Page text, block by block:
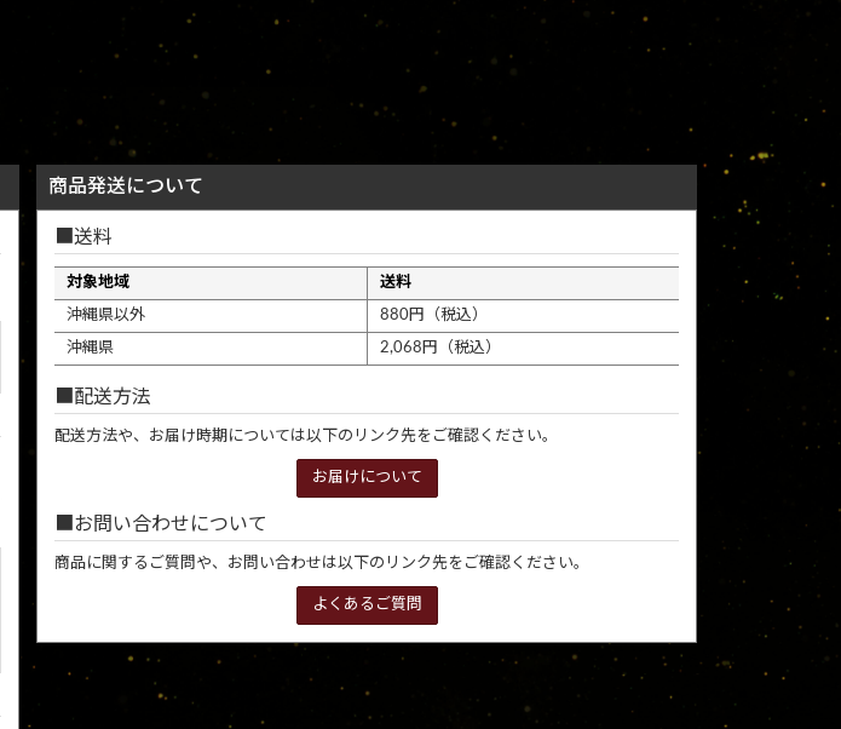
商品発送について
送料
対象地域 送料
沖縄県以外 880円（税込）
沖縄県 2,068円（税込）
配送方法
配送方法や、お届け時期については以下のリンク先をご確認ください。
お届けについて
お問い合わせについて
商品に関するご質問や、お問い合わせは以下のリンク先をご確認ください。
よくあるご質問